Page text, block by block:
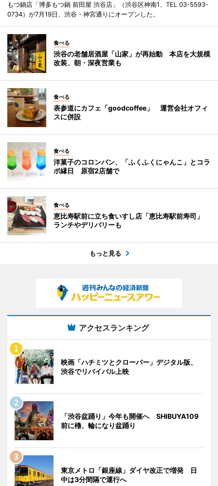
もつ鍋店「博多もつ鍋 前田屋 渋谷店」（渋谷区神南1、TEL 03-5593-
0734）が7月19日、渋谷・神宮通りにオープンした。
食べる
渋谷の老舗居酒屋「山家」が再始動 本店を大規模
改装、朝・深夜営業も
食べる
表参道にカフェ「goodcoffee」 運営会社オフィ
スに併設
食べる
洋菓子のコロンバン、「ふくふくにゃんこ」とコラ
ボ縁日 原宿2店舗で
食べる
恵比寿駅前に立ち食いすし店「恵比寿駅前寿司」
ランチやデリバリーも
もっと見る
アクセスランキング
映画「ハチミツとクローバー」デジタル版、
渋谷でリバイバル上映
「渋谷盆踊り」今年も開催へ SHIBUYA109
前に櫓、輪になり盆踊り
東京メトロ「銀座線」ダイヤ改正で増発 日
中は3分間隔で運行へ